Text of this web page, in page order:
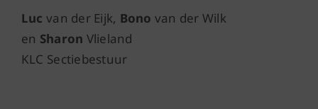
Luc van der Eijk, Bono van der Wilk
en Sharon Vlieland
KLC Sectiebestuur